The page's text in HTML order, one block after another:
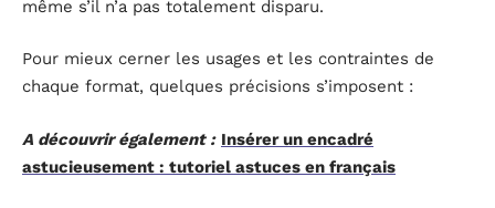
même s’il n’a pas totalement disparu.
Pour mieux cerner les usages et les contraintes de
chaque format, quelques précisions s’imposent :
A découvrir également : Insérer un encadré
astucieusement : tutoriel astuces en français